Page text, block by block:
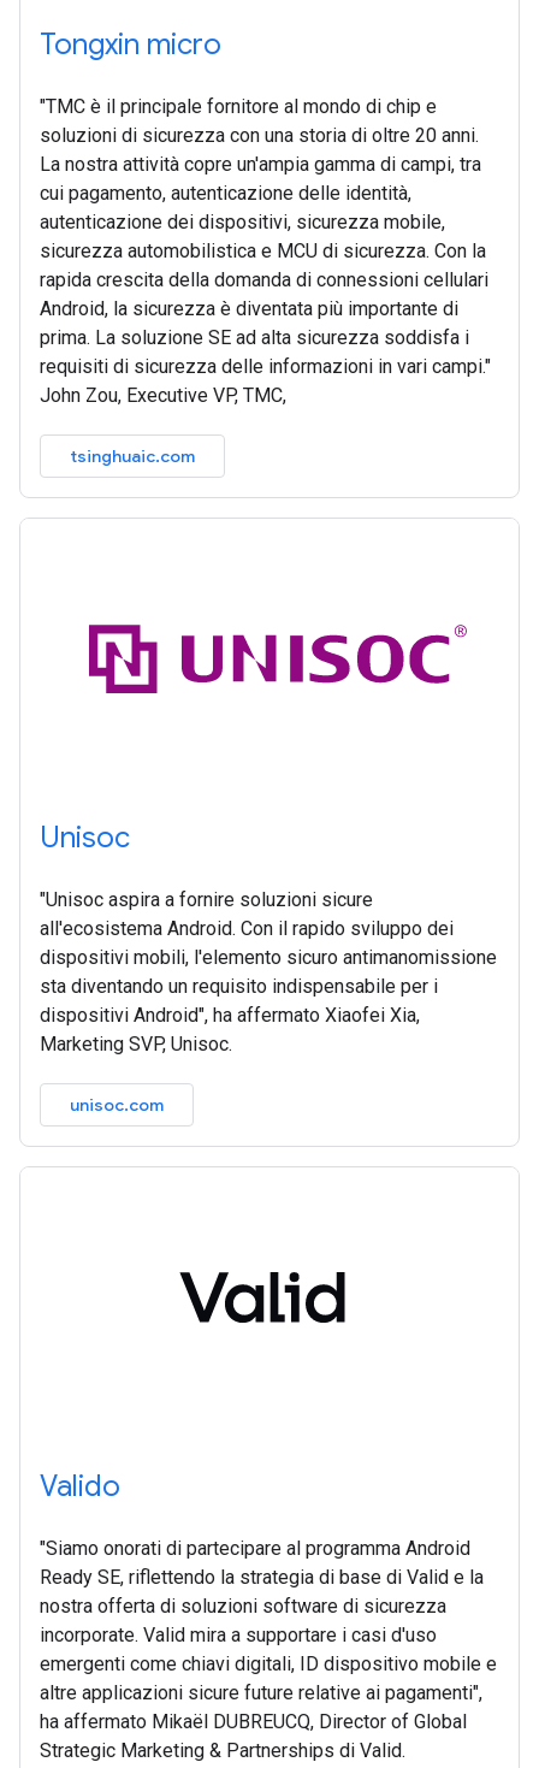
Tongxin micro
"TMC è il principale fornitore al mondo di chip e
soluzioni di sicurezza con una storia di oltre 20 anni.
La nostra attività copre un'ampia gamma di campi, tra
cui pagamento, autenticazione delle identità,
autenticazione dei dispositivi, sicurezza mobile,
sicurezza automobilistica e MCU di sicurezza. Con la
rapida crescita della domanda di connessioni cellulari
Android, la sicurezza è diventata più importante di
prima. La soluzione SE ad alta sicurezza soddisfa i
requisiti di sicurezza delle informazioni in vari campi."
John Zou, Executive VP, TMC,
tsinghuaic.com
Unisoc
"Unisoc aspira a fornire soluzioni sicure
all'ecosistema Android. Con il rapido sviluppo dei
dispositivi mobili, l'elemento sicuro antimanomissione
sta diventando un requisito indispensabile per i
dispositivi Android", ha affermato Xiaofei Xia,
Marketing SVP, Unisoc.
unisoc.com
Valido
"Siamo onorati di partecipare al programma Android
Ready SE, riflettendo la strategia di base di Valid e la
nostra offerta di soluzioni software di sicurezza
incorporate. Valid mira a supportare i casi d'uso
emergenti come chiavi digitali, ID dispositivo mobile e
altre applicazioni sicure future relative ai pagamenti",
ha affermato Mikaël DUBREUCQ, Director of Global
Strategic Marketing & Partnerships di Valid.